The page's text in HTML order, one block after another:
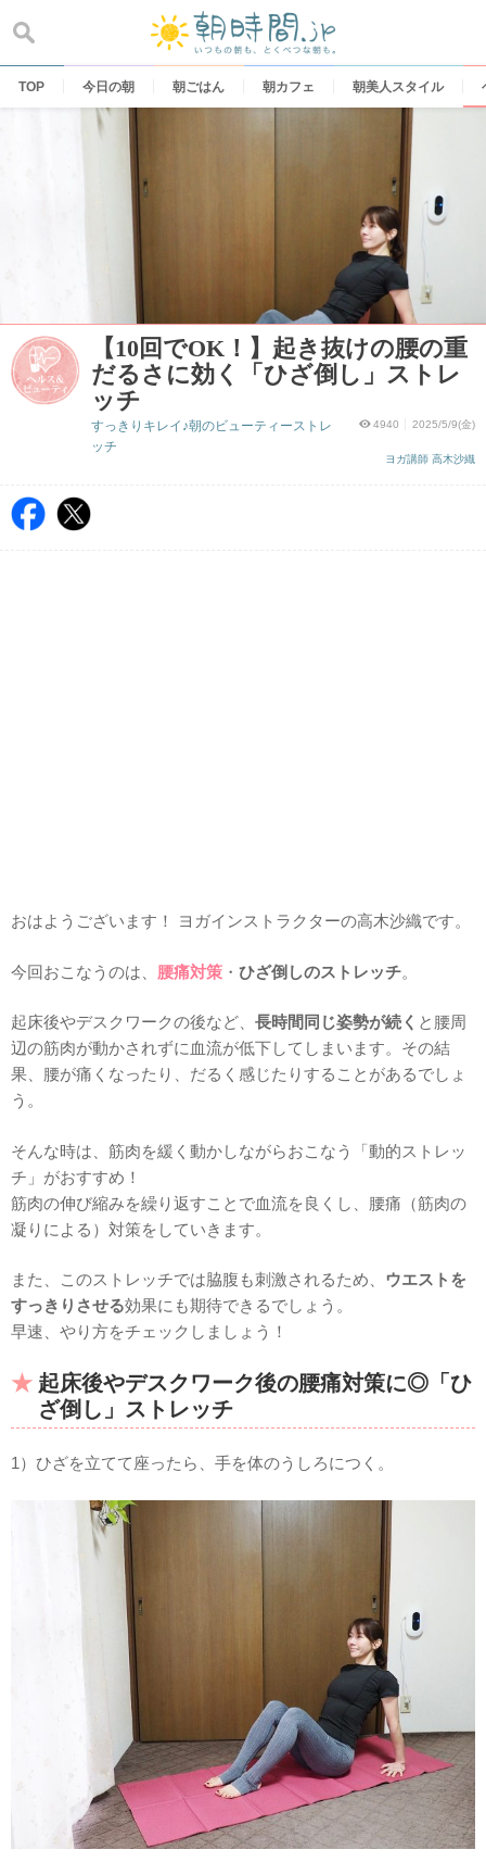
content
TOP 今日の朝 朝ごはん 朝カフェ 朝美人スタイル
【10回でOK！】起き抜けの腰の重
だるさに効く「ひざ倒し」ストレ
ッチ
4940 2025/5/9(金)
ヨガ講師 高木沙織
すっきりキレイ♪朝のビューティーストレ
ッチ
おはようございます！ ヨガインストラクターの高木沙織です。
今回おこなうのは、 腰痛対策 ・ ひざ倒しのストレッチ。
起床後やデスクワークの後など、 長時間同じ姿勢が続く と腰周
辺の筋肉が動かされずに血流が低下してしまいます。その結
果、腰が痛くなったり、だるく感じたりすることがあるでしょ
う。
そんな時は、筋肉を緩く動かしながらおこなう「動的ストレッ
チ」がおすすめ！
筋肉の伸び縮みを繰り返すことで血流を良くし、腰痛（筋肉の
凝りによる）対策をしていきます。
また、このストレッチでは脇腹も刺激されるため、 ウエストを
すっきりさせる効果にも期待できるでしょう。
早速、やり方をチェックしましょう！
起床後やデスクワーク後の腰痛対策に◎「ひ
ざ倒し」ストレッチ
1）ひざを立てて座ったら、手を体のうしろにつく。